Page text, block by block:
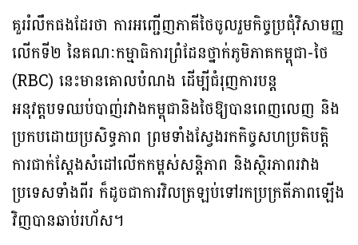
គួររំលឹកផងដែរថា ការអញ្ជើញភាគីថៃចូលរួមកិច្ចប្រជុំវិសាមញ្ញ
លើកទី២ នៃគណៈកម្មាធិការព្រំដែនថ្នាក់ភូមិភាគកម្ពុជា-ថៃ
(RBC) នេះមានគោលបំណង ដើម្បីជំរុញការបន្ត
អនុវត្តបទឈប់បាញ់រវាងកម្ពុជានិងថៃឱ្យបានពេញលេញ និង
ប្រកបដោយប្រសិទ្ធភាព ព្រមទាំងស្វែងរកកិច្ចសហប្រតិបត្តិ
ការជាក់ស្តែងសំដៅលើកកម្ពស់សន្តិភាព និងស្ថិរភាពរវាង
ប្រទេសទាំងពីរ ក៏ដូចជាការវិលត្រឡប់ទៅរកប្រក្រតីភាពឡើង
វិញបានឆាប់រហ័ស។